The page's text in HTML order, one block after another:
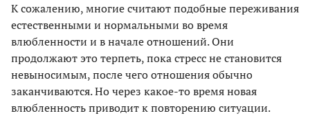
К сожалению, многие считают подобные переживания
естественными и нормальными во время
влюбленности и в начале отношений. Они
продолжают это терпеть, пока стресс не становится
невыносимым, после чего отношения обычно
заканчиваются. Но через какое-то время новая
влюбленность приводит к повторению ситуации.